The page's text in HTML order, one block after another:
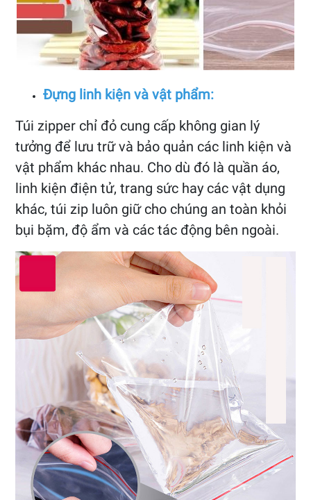
Đựng linh kiện và vật phẩm:
Túi zipper chỉ đỏ cung cấp không gian lý
tưởng để lưu trữ và bảo quản các linh kiện và
vật phẩm khác nhau. Cho dù đó là quần áo,
linh kiện điện tử, trang sức hay các vật dụng
khác, túi zip luôn giữ cho chúng an toàn khỏi
bụi bặm, độ ẩm và các tác động bên ngoài.